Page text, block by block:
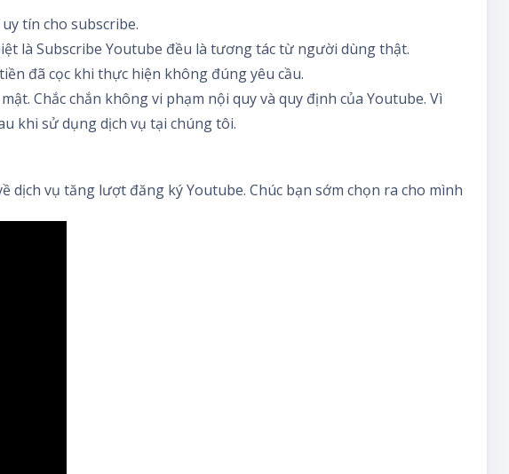
tín cho subscribe.
là Subscribe Youtube đều là tương tác từ người dùng thật.
đã cọc khi thực hiện không đúng yêu cầu.
Chắc chắn không vi phạm nội quy và quy định của Youtube. Vì
khi sử dụng dịch vụ tại chúng tôi.
dịch vụ tăng lượt đăng ký Youtube. Chúc bạn sớm chọn ra cho mình